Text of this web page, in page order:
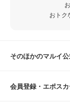
おトク
そのほかのマルイ
会員登録・エポス